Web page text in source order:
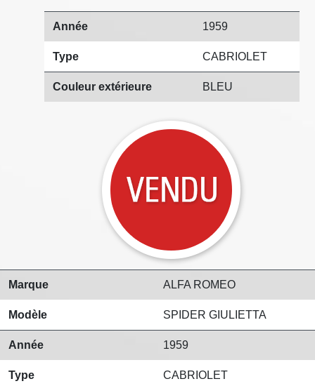
Année 1959
Type CABRIOLET
Couleur extérieure BLEU
Marque ALFA ROMEO
Modèle SPIDER GIULIETTA
Année 1959
Type CABRIOLET